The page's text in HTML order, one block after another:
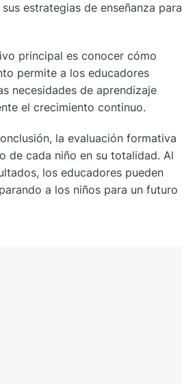
estrategias de enseñanza para
principal es conocer cómo
permite a los educadores
necesidades de aprendizaje
el crecimiento continuo.
la evaluación formativa
de cada niño en su totalidad. Al
los educadores pueden
a los niños para un futuro